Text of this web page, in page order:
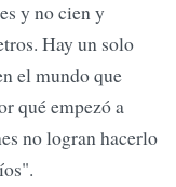
y no cien y
Hay un solo
el mundo que
qué empezó a
no logran hacerlo